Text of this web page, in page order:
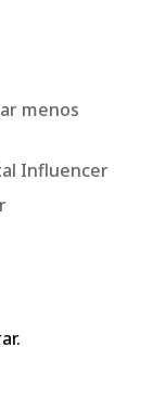
menos
Influencer